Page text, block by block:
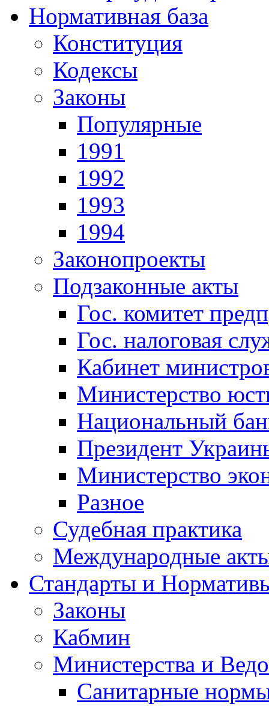
Нормативная база
Конституция
Кодексы
Законы
Популярные
1991
1992
1993
1994
Законопроекты
Подзаконные акты
Гос. комитет
Гос. налоговая
Кабинет
Министерство
Национальный
Президент
Министерство
Разное
Судебная практика
Международные
Стандарты и
Законы
Кабмин
Министерства и
Санитарные